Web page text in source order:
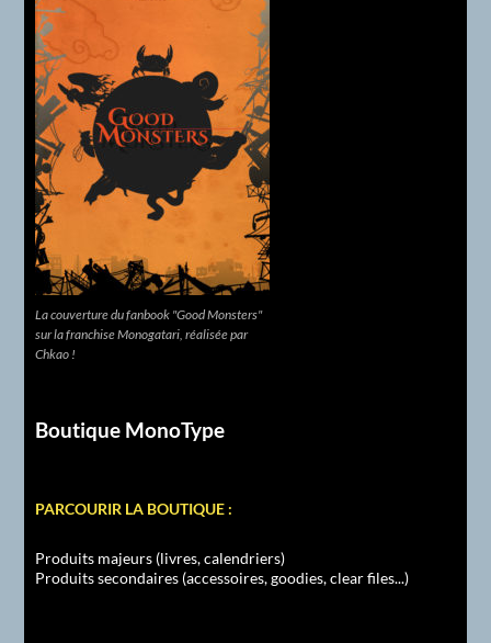
La couverture du fanbook "Good Monsters"
sur la franchise Monogatari, réalisée par
Chkao !
Boutique MonoType
PARCOURIR LA BOUTIQUE :
Produits majeurs (livres, calendriers)
Produits secondaires (accessoires, goodies, clear files...)